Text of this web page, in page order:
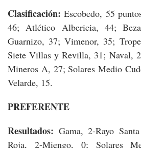
Clasificación:Escobedo, 55
46; Atlético Albericia, 44;
Guarnizo, 37; Vimenor, 35;
Siete Villas y Revilla, 31; Naval,
Mineros A, 27; Solares Medio
Velarde, 15.
PREFERENTE
Resultados: Gama, 2-Rayo
Roja, 2-Miengo, 0; Solares